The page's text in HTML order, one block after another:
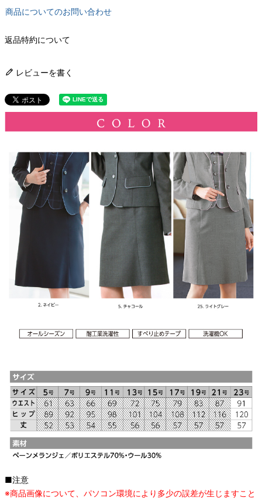
商品についてのお問い合わせ
返品特約について
レビューを書く
■注意
※商品画像について、パソコン環境により多少の誤差が生じますこと